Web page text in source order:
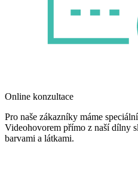
Online konzultace
Pro naše zákazníky máme
Videohovorem přímo z naší dílny
barvami a látkami.